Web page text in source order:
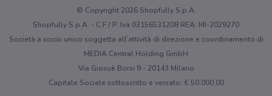
© Copyright 2026 Shopfully S.p.A.
Shopfully S.p.A. - C.F / P. Iva 03156531208 REA: MI-2029270
Società a socio unico soggetta all’attività di direzione e coordinamento di
MEDIA Central Holding GmbH
Via Giosuè Borsi 9 - 20143 Milano
Capitale Sociale sottoscritto e versato: € 50.000,00